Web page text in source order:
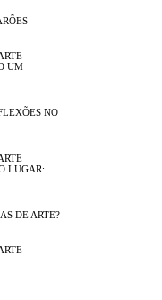
UM
NO
LUGAR:
DE ARTE?